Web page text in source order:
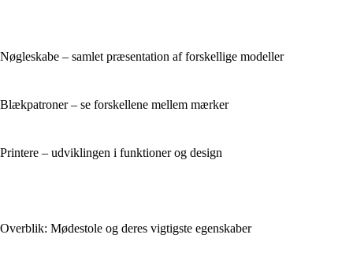
Nøgleskabe – samlet præsentation af forskellige modeller
Blækpatroner – se forskellene mellem mærker
Printere – udviklingen i funktioner og design
Overblik: Mødestole og deres vigtigste egenskaber